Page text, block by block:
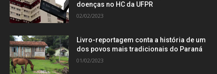
doenças no HC da UFPR
02/02/2023
Livro-reportagem conta a história de um
dos povos mais tradicionais do Paraná
01/02/2023